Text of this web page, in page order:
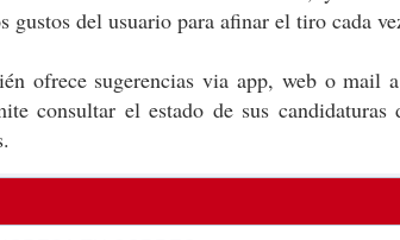
gustos del usuario para afinar el tiro cada
ofrece sugerencias via app, web o mail
consultar el estado de sus